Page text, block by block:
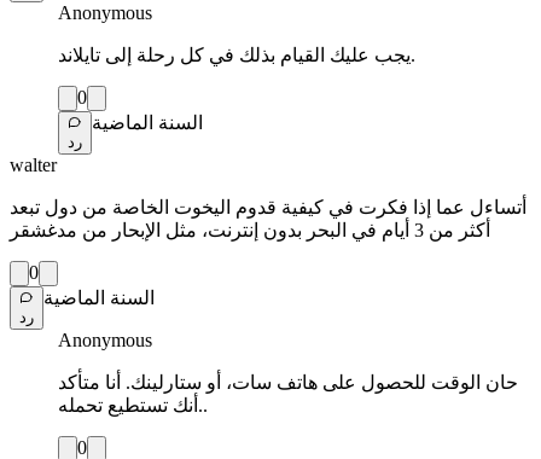
Anonymous
يجب عليك القيام بذلك في كل رحلة إلى تايلاند.
0
رد
السنة الماضية
walter
أتساءل عما إذا فكرت في كيفية قدوم اليخوت الخاصة من دول تبعد
أكثر من 3 أيام في البحر بدون إنترنت، مثل الإبحار من مدغشقر
0
رد
السنة الماضية
Anonymous
حان الوقت للحصول على هاتف سات، أو ستارلينك. أنا متأكد
أنك تستطيع تحمله..
0